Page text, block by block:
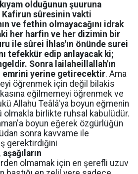
olduğunun şuuruna
sûresinin vakti
ve fethin olmayacağını idrak
her harfin ve her dizimin bir
ile sûrei İhlas'ın önünde surei
tefekkür edip anlayacak ki;
Sonra lailaheillallah'ın
emrini yerine getirecektir. Ama
öğrenmek için değil bilakis
eğilmemeyi öğrenmek ve
Allahu Teâlâ'ya boyun eğmenin
birlikte ruhsal kabulüdür.
boyun eğerek özgürlüğün
sonra kavvame ile
gerektirdiğini
olmamak için en şerefli uzuv